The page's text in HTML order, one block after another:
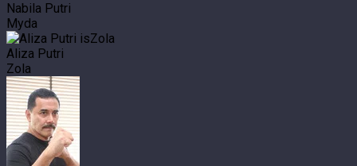
Nabila Putri
Myda
Aliza Putri
Zola